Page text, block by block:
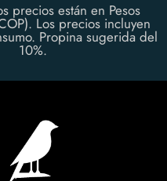
precios están en Pesos
Los precios incluyen
Propina sugerida del
10%.